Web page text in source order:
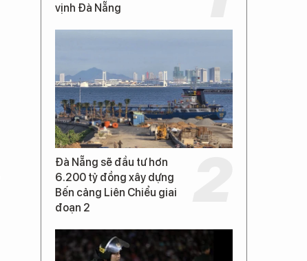
vịnh Đà Nẵng
Đà Nẵng sẽ đầu tư hơn
6.200 tỷ đồng xây dựng
Bến cảng Liên Chiểu giai
đoạn 2